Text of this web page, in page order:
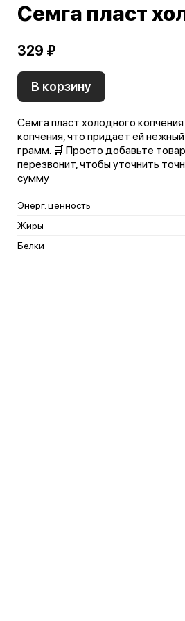
Семга пласт
329 ₽
В корзину
Семга пласт холодного
копчения, что придает ей
грамм. 🛒 Просто добавьте
перезвонит, чтобы уточнить
сумму
Энерг. ценность
Жиры
Белки